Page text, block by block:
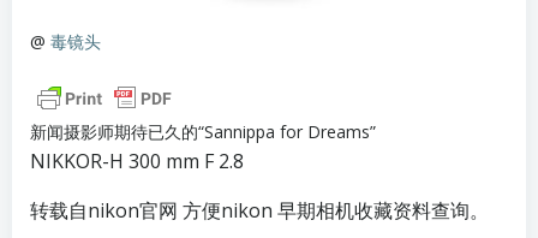
@ 毒镜头
新闻摄影师期待已久的“Sannippa for Dreams”
NIKKOR-H 300 mm F 2.8
转载自nikon官网 方便nikon 早期相机收藏资料查询。